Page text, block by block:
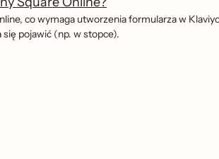
co wymaga utworzenia formularza w
pojawić (np. w stopce).